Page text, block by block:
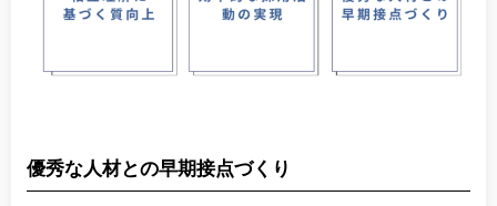
優秀な人材との早期接点づくり